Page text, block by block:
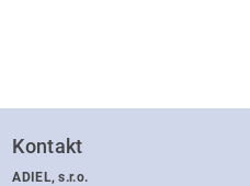
Kontakt
ADIEL, s.r.o.